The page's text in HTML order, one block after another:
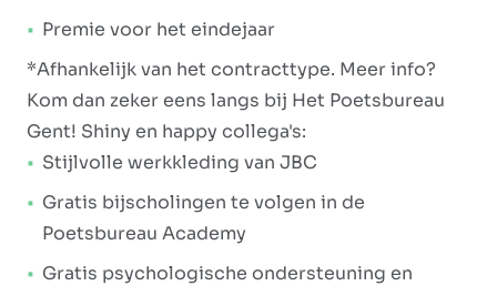
Premie voor het eindejaar
*Afhankelijk van het contracttype. Meer info?
Kom dan zeker eens langs bij Het Poetsbureau
Gent! Shiny en happy collega's:
Stijlvolle werkkleding van JBC
Gratis bijscholingen te volgen in de
Poetsbureau Academy
Gratis psychologische ondersteuning en